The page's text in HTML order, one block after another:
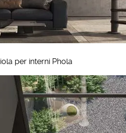
per interni Phola